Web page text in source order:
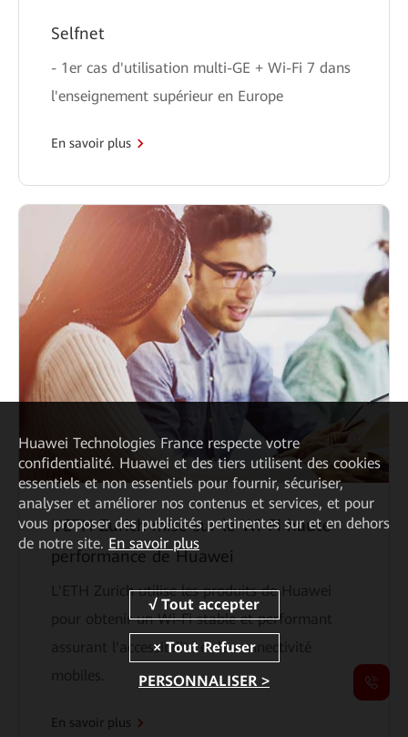
Selfnet
- 1er cas d'utilisation multi-GE + Wi-Fi 7 dans
l'enseignement supérieur en Europe
En savoir plus
L'ETH Zurich mise sur le Wi-Fi haute
performance de Huawei
L'ETH Zurich utilise les produits de Huawei
pour obtenir un Wi-Fi stable et performant
assurant l'accessibilité et la connectivité
En savoir plus
Huawei Technologies France respecte votre
confidentialité. Huawei et des tiers utilisent des cookies
essentiels et non essentiels pour fournir, sécuriser,
analyser et améliorer nos contenus et services, et pour
vous proposer des publicités pertinentes sur et en dehors
de notre site. En savoir plus
PERSONNALISER >